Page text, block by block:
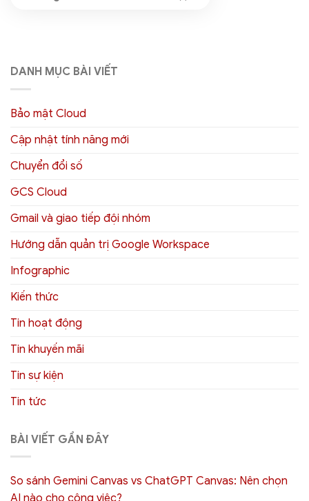
DANH MỤC BÀI VIẾT
Bảo mật Cloud
Cập nhật tính năng mới
Chuyển đổi số
GCS Cloud
Gmail và giao tiếp đội nhóm
Hướng dẫn quản trị Google Workspace
Infographic
Kiến thức
Tin hoạt động
Tin khuyến mãi
Tin sự kiện
Tin tức
BÀI VIẾT GẦN ĐÂY
So sánh Gemini Canvas vs ChatGPT Canvas: Nên chọn